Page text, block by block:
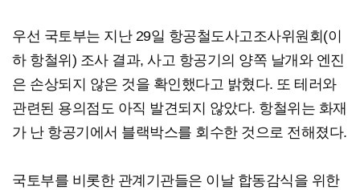
우선 국토부는 지난 29일 항공철도사고조사위원회(이
하 항철위) 조사 결과, 사고 항공기의 양쪽 날개와 엔진
은 손상되지 않은 것을 확인했다고 밝혔다. 또 테러와
관련된 용의점도 아직 발견되지 않았다. 항철위는 화재
가 난 항공기에서 블랙박스를 회수한 것으로 전해졌다.
국토부를 비롯한 관계기관들은 이날 합동감식을 위한